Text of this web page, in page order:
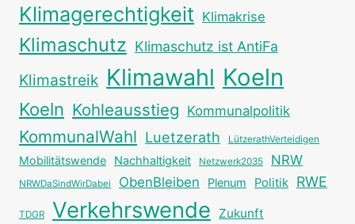
Klimagerechtigkeit Klimakrise
Klimaschutz Klimaschutz ist AntiFa
Klimastreik Klimawahl Koeln
Koeln Kohleausstieg Kommunalpolitik
KommunalWahl Luetzerath LützerathVerteidigen
Mobilitätswende Nachhaltigkeit Netzwerk2035 NRW
NRWDaSindWirDabei ObenBleiben Plenum Politik RWE
TDGR Verkehrswende Zukunft